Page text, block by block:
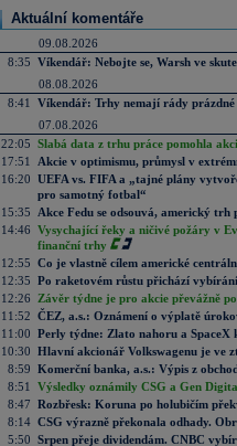
Aktuální komentáře
09.08.2026
8:35 Víkendář: Nebojte se, Warsh ve
08.08.2026
8:41 Víkendář: Trhy nemají rády prázdné
07.08.2026
22:05 Slabá data z trhu práce pomohla
17:51 Akcie v optimismu, průmysl v
16:20 UEFA vs. FIFA a „tajné plány
pro samotný fotbal“
15:35 Akce Fedu se odsouvá, americký
14:46 Vysychající řeky a ničivé požáry v
finanční trhy
12:55 Co je vlastně cílem americké
12:35 Po raketovém růstu přichází
12:26 Závěr týdne je pro akcie převážně
11:52 ČEZ, a.s.: Oznámení o výplatě
11:00 Perly týdne: Zlato nahoru a SpaceX
10:30 Hlavní akcionář Volkswagenu je ve
8:59 Komerční banka, a.s.: Výpis z
8:51 Výsledky oznámily CSG a Gen
8:47 Rozbřesk: Koruna po holubičím
8:14 CSG výrazně překonala odhady.
5:50 Srpen přeje dividendám. CNBC